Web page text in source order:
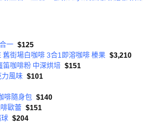
一 $125
舊街場白咖啡 3合1即溶咖啡 榛果 $3,210
笛咖啡粉 中深烘培 $151
力風味 $101
啡隨身包 $140
歐蕾 $151
$204